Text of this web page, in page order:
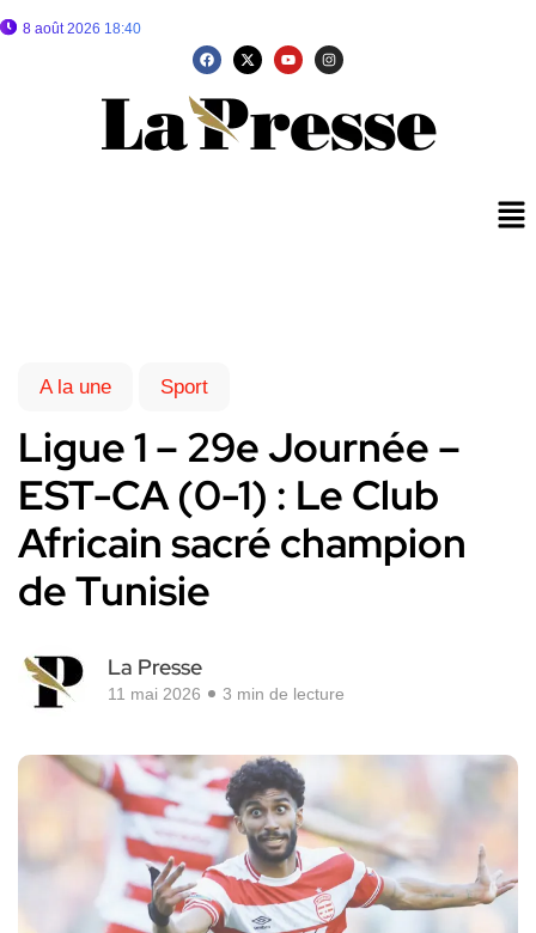
8 août 2026 18:40
A la une Sport
Ligue 1 – 29e Journée –
EST-CA (0-1) : Le Club
Africain sacré champion
de Tunisie
La Presse
11 mai 2026 3 min de lecture